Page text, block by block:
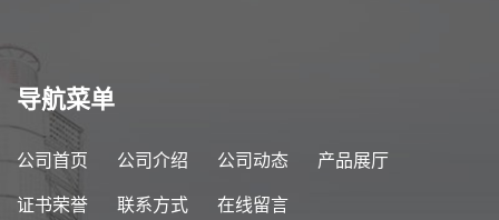
导航菜单
公司首页 公司介绍 公司动态 产品展厅
证书荣誉 联系方式 在线留言